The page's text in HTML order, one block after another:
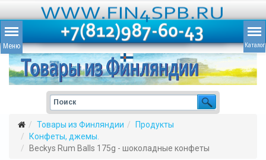
Товары из Финляндии
Продукты
Конфеты, джемы.
Beckys Rum Balls 175g - шоколадные конфеты